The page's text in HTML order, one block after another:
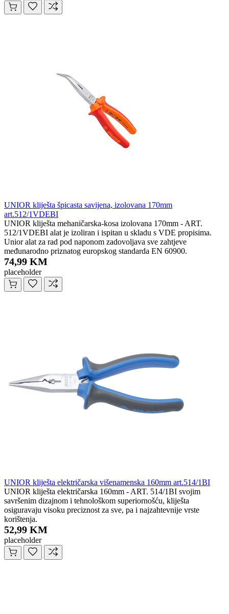
UNIOR kliješta špicasta savijena, izolovana 170mm
art.512/1VDEBI
UNIOR kliješta mehaničarska-kosa izolovana 170mm - ART.
512/1VDEBI alat je izoliran i ispitan u skladu s VDE propisima.
Unior alat za rad pod naponom zadovoljava sve zahtjeve
međunarodno priznatog europskog standarda EN 60900.
74,99 KM
placeholder
UNIOR kliješta električarska višenamenska 160mm art.514/1BI
UNIOR kliješta električarska 160mm - ART. 514/1BI svojim
savršenim dizajnom i tehnološkom superiornošću, kliješta
osiguravaju visoku preciznost za sve, pa i najzahtevnije vrste
korištenja.
52,99 KM
placeholder